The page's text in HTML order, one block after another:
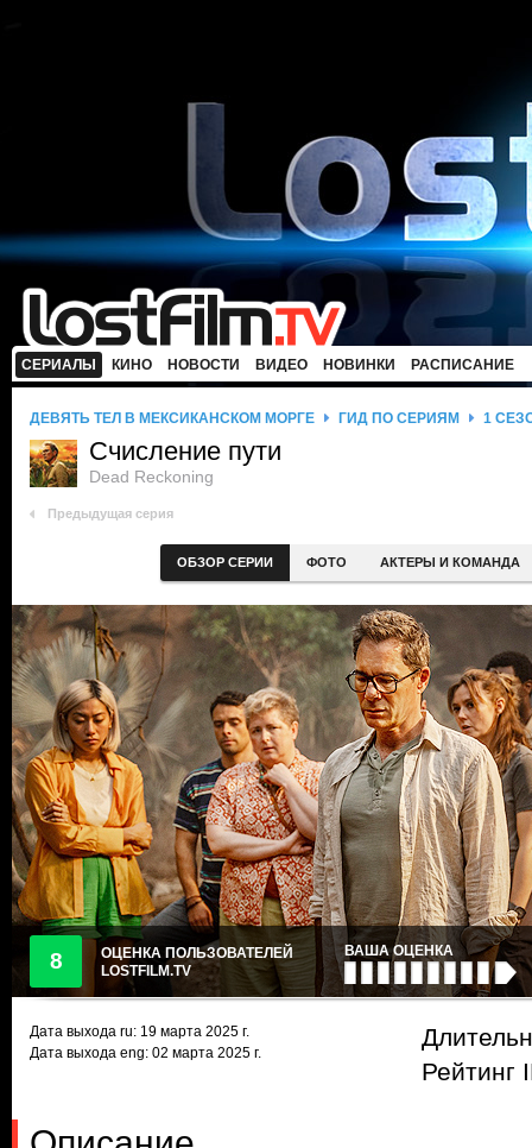
СЕРИАЛЫ КИНО НОВОСТИ ВИДЕО НОВИНКИ РАСПИСАНИЕ
ДЕВЯТЬ ТЕЛ В МЕКСИКАНСКОМ МОРГЕ ГИД ПО СЕРИЯМ 1
Счисление пути
Dead Reckoning
Предыдущая серия
ОБЗОР СЕРИИ ФОТО АКТЕРЫ И КОМАНДА
8
ОЦЕНКА ПОЛЬЗОВАТЕЛЕЙ
LOSTFILM.TV
ВАША ОЦЕНКА
Дата выхода ru: 19 марта 2025 г.
Дата выхода eng: 02 марта 2025 г.
Рейтинг